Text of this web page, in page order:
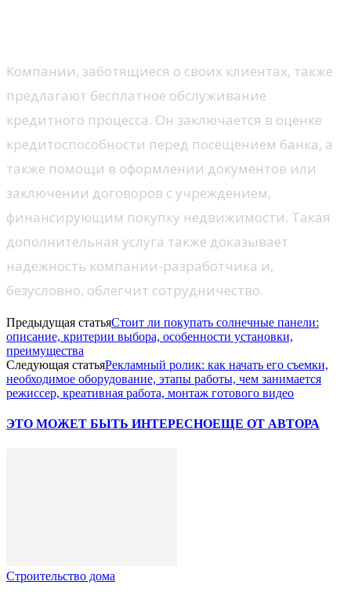
Компании, заботящиеся о своих клиентах, также
предлагают бесплатное обслуживание
кредитного процесса. Он заключается в оценке
кредитоспособности перед посещением банка, а
также помощи в оформлении документов или
заключении договоров с учреждением,
финансирующим покупку недвижимости. Такая
дополнительная услуга также доказывает
надежность компании-разработчика и,
безусловно, облегчит сотрудничество.
Предыдущая статьяСтоит ли покупать солнечные панели:
описание, критерии выбора, особенности установки,
преимущества
Следующая статьяРекламный ролик: как начать его съемки,
необходимое оборудование, этапы работы, чем занимается
режиссер, креативная работа, монтаж готового видео
ЭТО МОЖЕТ БЫТЬ ИНТЕРЕСНОЕЩЕ ОТ АВТОРА
Строительство дома